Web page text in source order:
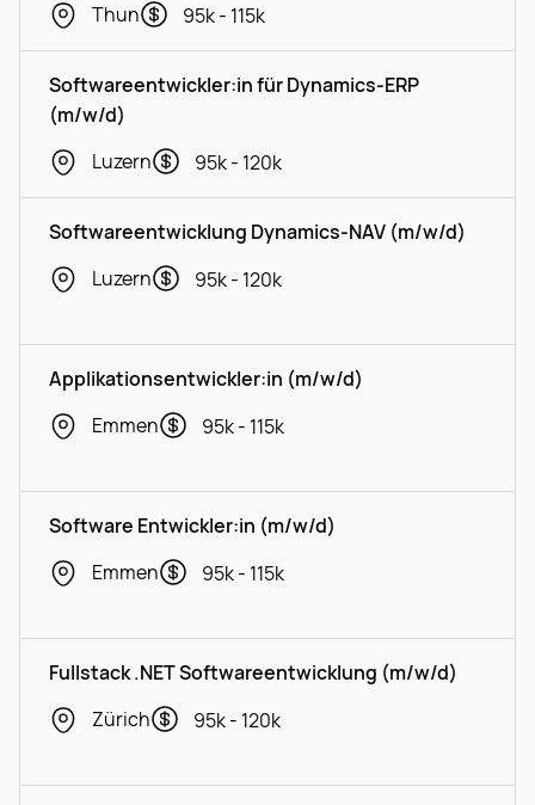
Thun
95k - 115k
Softwareentwickler:in für Dynamics-ERP
(m/w/d)
Luzern
95k - 120k
Softwareentwicklung Dynamics-NAV (m/w/d)
Luzern
95k - 120k
Applikationsentwickler:in (m/w/d)
Emmen
95k - 115k
Software Entwickler:in (m/w/d)
Emmen
95k - 115k
Fullstack .NET Softwareentwicklung (m/w/d)
Zürich
95k - 120k